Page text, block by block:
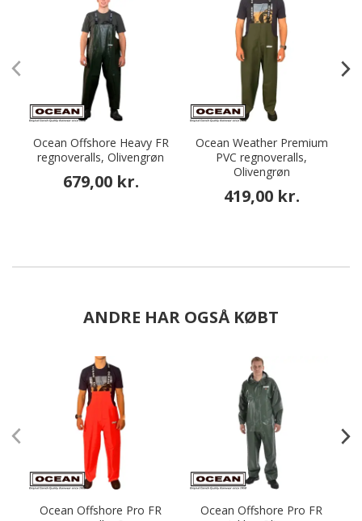
Ocean Offshore Heavy FR
regnoveralls, Olivengrøn
679,00 kr.
Ocean Weather Premium
PVC regnoveralls,
Olivengrøn
419,00 kr.
ANDRE HAR OGSÅ KØBT
Ocean Offshore Pro FR
Ocean Offshore Pro FR